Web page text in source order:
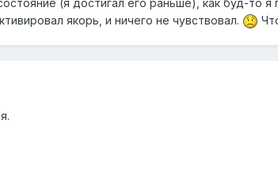
(я достигал его раньше), как буд-то я
якорь, и ничего не чувствовал.